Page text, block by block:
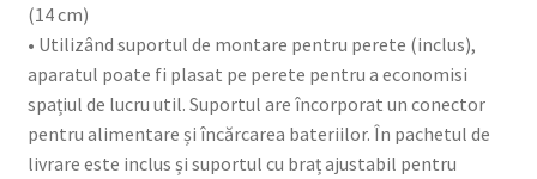
(14 cm)
• Utilizând suportul de montare pentru perete (inclus),
aparatul poate fi plasat pe perete pentru a economisi
spațiul de lucru util. Suportul are încorporat un conector
pentru alimentare și încărcarea bateriilor. În pachetul de
livrare este inclus și suportul cu braț ajustabil pentru